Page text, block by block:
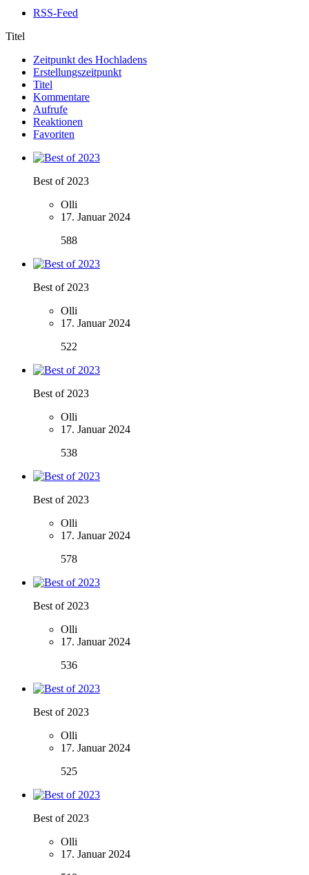
RSS-Feed
Titel
Zeitpunkt des Hochladens
Erstellungszeitpunkt
Titel
Kommentare
Aufrufe
Reaktionen
Favoriten
Best of 2023
Olli
17. Januar 2024
588
Best of 2023
Olli
17. Januar 2024
522
Best of 2023
Olli
17. Januar 2024
538
Best of 2023
Olli
17. Januar 2024
578
Best of 2023
Olli
17. Januar 2024
536
Best of 2023
Olli
17. Januar 2024
525
Best of 2023
Olli
17. Januar 2024